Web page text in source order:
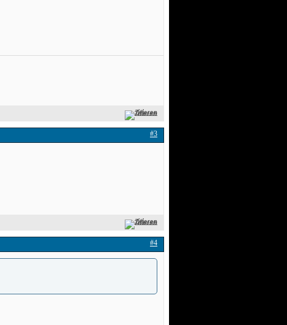
Zitieren
#3
Zitieren
#4